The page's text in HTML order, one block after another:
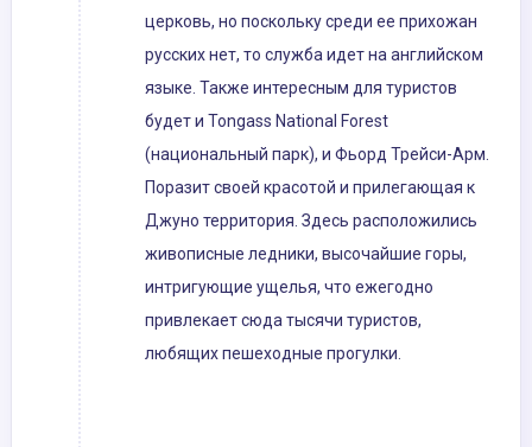
церковь, но поскольку среди ее прихожан
русских нет, то служба идет на английском
языке. Также интересным для туристов
будет и Tongass National Forest
(национальный парк), и Фьорд Трейси-Арм.
Поразит своей красотой и прилегающая к
Джуно территория. Здесь расположились
живописные ледники, высочайшие горы,
интригующие ущелья, что ежегодно
привлекает сюда тысячи туристов,
любящих пешеходные прогулки.